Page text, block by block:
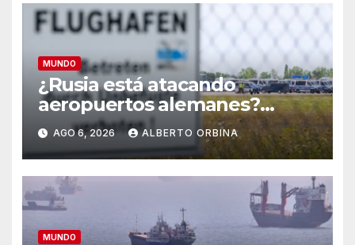
MUNDO
¿Rusia está atacando
aeropuertos alemanes?
Incidentes con drones en
Leipzig desde donde salen
armas a Ucrania
AGO 6, 2026 ALBERTO ORBINA
MUNDO